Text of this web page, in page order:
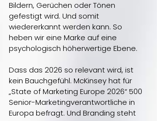
Bildern, Gerüchen oder Tönen
gefestigt wird. Und somit
wiedererkannt werden kann. So
heben wir eine Marke auf eine
psychologisch höherwertige Ebene.
Dass das 2026 so relevant wird, ist
kein Bauchgefühl. McKinsey hat für
„State of Marketing Europe 2026“ 500
Senior-Marketingverantwortliche in
Europa befragt. Und Branding steht